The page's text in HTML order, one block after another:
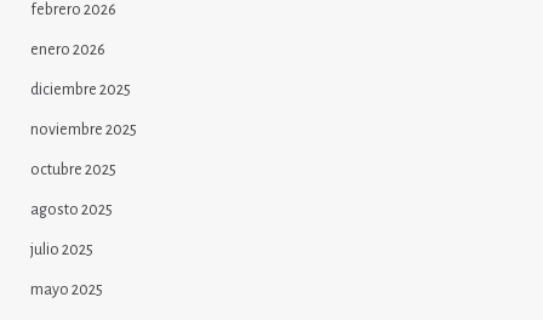
febrero 2026
enero 2026
diciembre 2025
noviembre 2025
octubre 2025
agosto 2025
julio 2025
mayo 2025